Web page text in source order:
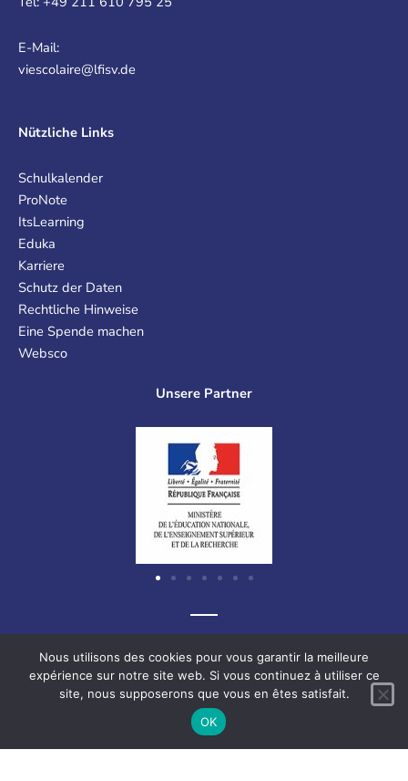
E-Mail:
viescolaire@lfisv.de
Nützliche Links
Schulkalender
ProNote
ItsLearning
Eduka
Karriere
Schutz der Daten
Rechtliche Hinweise
Eine Spende machen
Websco
Unsere Partner
Graf-Recke-Straße 220, 40237 Düsseldorf, Deutschland
c
L
n
V
i
m
s
Nous utilisons des cookies pour vous garantir la meilleure
expérience sur notre site web. Si vous continuez à utiliser ce
site, nous supposerons que vous en êtes satisfait.
OK